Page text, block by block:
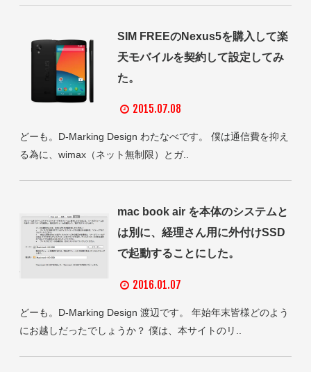
SIM FREEのNexus5を購入して楽
天モバイルを契約して設定してみ
た。
2015.07.08
どーも。D-Marking Design わたなべです。 僕は通信費を抑え
る為に、wimax（ネット無制限）とガ..
mac book air を本体のシステムと
は別に、経理さん用に外付けSSD
で起動することにした。
2016.01.07
どーも。D-Marking Design 渡辺です。 年始年末皆様どのよう
にお越しだったでしょうか？ 僕は、本サイトのリ..